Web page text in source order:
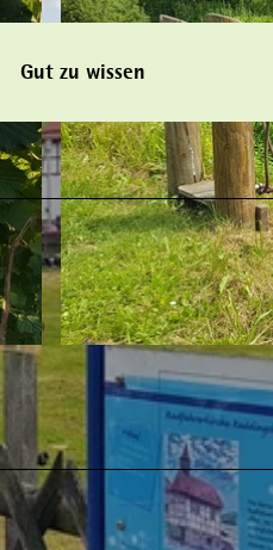
© Heidrun Englisch |CC-BY-SA
Gut zu wissen